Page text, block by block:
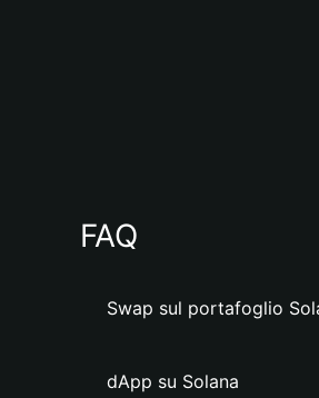
FAQ
Swap sul portafoglio
dApp su Solana